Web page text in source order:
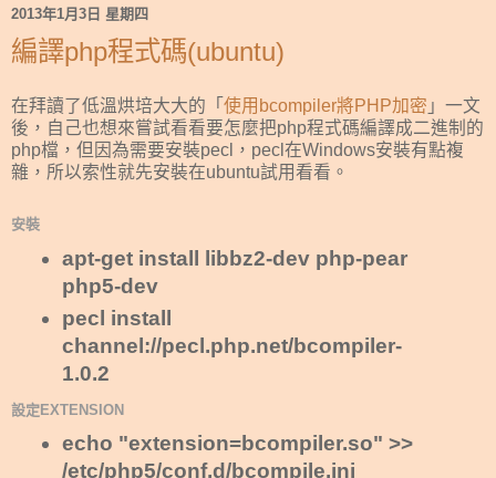
2013年1月3日 星期四
編譯php程式碼(ubuntu)
在拜讀了低溫烘培大大的「 使用bcompiler將PHP加密 」一文
後，自己也想來嘗試看看要怎麼把php程式碼編譯成二進制的
php檔，但因為需要安裝pecl，pecl在Windows安裝有點複
雜，所以索性就先安裝在ubuntu試用看看。
安裝
apt-get install libbz2-dev php-pear
php5-dev
pecl install
channel://pecl.php.net/bcompiler-
1.0.2
設定EXTENSION
echo "extension=bcompiler.so" >>
/etc/php5/conf.d/bcompile.ini